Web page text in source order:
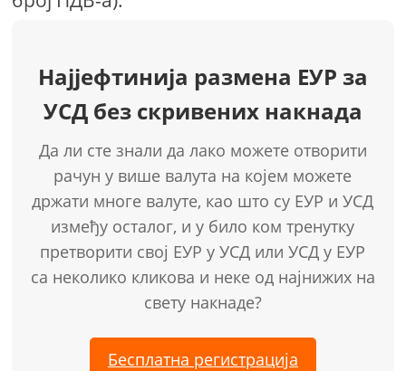
Најјефтинија размена ЕУР за
УСД без скривених накнада
Да ли сте знали да лако можете отворити
рачун у више валута на којем можете
држати многе валуте, као што су ЕУР и УСД
између осталог, и у било ком тренутку
претворити свој ЕУР у УСД или УСД у ЕУР
са неколико кликова и неке од најнижих на
свету накнаде?
Бесплатна регистрација